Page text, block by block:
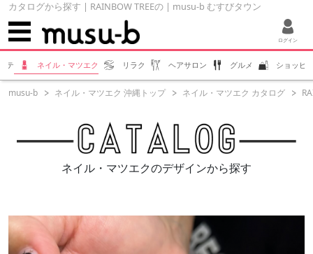
カタログから探す | RAINBOW TREEの | musu-b むすびタウン
ログイン
テ ネイル・マツエク リラク ヘアサロン グルメ ショッピ
musu-b ネイル・マツエク 沖縄トップ ネイル・マツエク カタログ
ネイル・マツエクのデザインから探す